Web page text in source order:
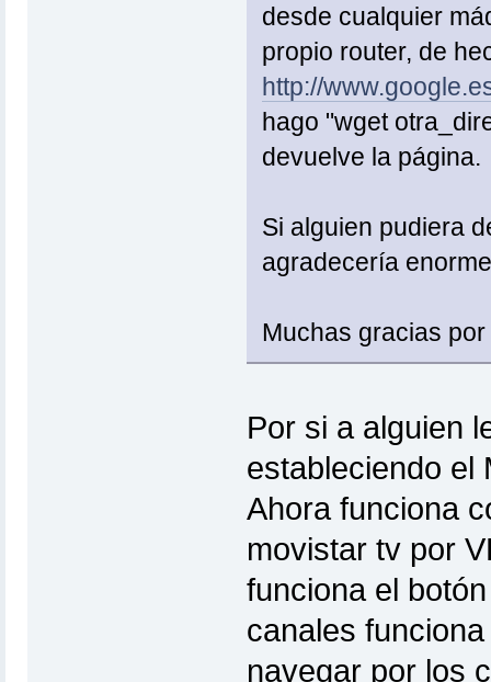
desde cualquier
propio router, de
http://
hago "wget
devuelve la página.
Si alguien pudiera
agradecería
Muchas gracias
Por si a alguien
estableciendo el
Ahora funciona
movistar tv por
funciona el
canales
navegar por los